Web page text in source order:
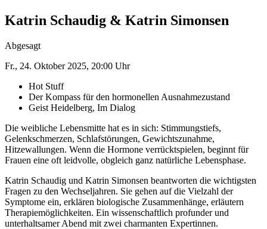
Katrin Schaudig & Katrin Simonsen
Abgesagt
Fr., 24. Oktober 2025, 20:00 Uhr
Hot Stuff
Der Kompass für den hormonellen Ausnahmezustand
Geist Heidelberg, Im Dialog
Die weibliche Lebensmitte hat es in sich: Stimmungstiefs,
Gelenkschmerzen, Schlafstörungen, Gewichts­zunahme,
Hitzewallungen. Wenn die Hormone verrücktspielen, beginnt für
Frauen eine oft leidvolle, obgleich ganz natürliche Lebensphase.
Katrin Schaudig und Katrin Simonsen beantworten die wichtigsten
Fragen zu den Wechseljahren. Sie gehen auf die Vielzahl der
Symptome ein, erklären biologische Zusammenhänge, erläutern
Therapiemöglichkeiten. Ein wissenschaftlich profunder und
unterhaltsamer Abend mit zwei charmanten Expertinnen.